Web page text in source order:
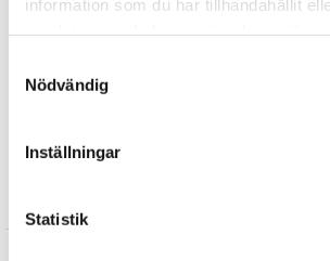
information som du har tillhandahållit
Nödvändig
Inställningar
Statistik
Doppresenter